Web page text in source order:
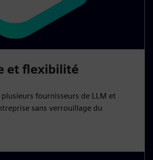
et flexibilité
plusieurs fournisseurs de LLM et
sans verrouillage du